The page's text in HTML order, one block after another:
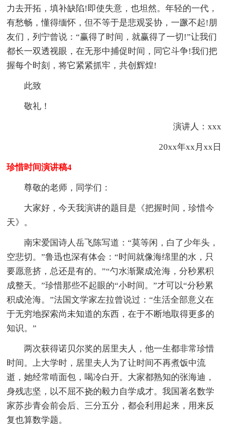
力去开拓，填补缺陷!即使失意，也坦然。年轻的一代，
有愁畅，懂得缅怀，但不等于是悲观妥协，一蹶不起!朋
友们，列宁曾说：“赢得了时间，就赢得了一切!”让我们
都长一双透视眼，在无形中捕促时间，同它斗争!我们把
握每个时刻，将它紧紧抓牢，共创辉煌!
此致
敬礼！
演讲人：xxx
20xx年xx月xx日
珍惜时间演讲稿4
尊敬的老师，同学们：
大家好，今天我演讲的题目是《把握时间，珍惜今
天》。
南宋爱国诗人岳飞陈写道：“莫等闲，白了少年头，
空悲切。”鲁迅也深有体会：“时间就像海绵里的水，只
要愿意挤，总还是有的。”“勺水渐聚成沧海，分秒累积
成整天。”珍惜那些不起眼的“小时间。”才可以“分秒累
积成沧海。”法国文学家左拉曾说过：“生活全部意义在
于无穷地探索尚未知道的东西，在于不断地取得更多的
知识。”
两次获得诺贝尔奖的居里夫人，他一生都非常珍惜
时间。上大学时，居里夫人为了让时间不再煮饭中流
逝，她经常啃面包，喝冷白开。大家都熟知的张海迪，
身残志坚，以不屈不挠的毅力自学成才。我国著名数学
家苏步青会前会后、三分五分，都会利用起来，用来反
复也算数学题。